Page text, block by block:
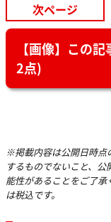
次ページ
【画像】この
2点)
※掲載内容は公開日時点
するものでないこと、
能性があることをご了
は税込です。